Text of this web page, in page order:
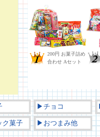
▶チョコ
ク菓子 ▶おつまみ他